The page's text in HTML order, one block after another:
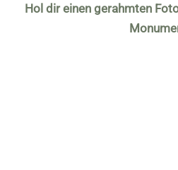
Hol dir einen gerahmten